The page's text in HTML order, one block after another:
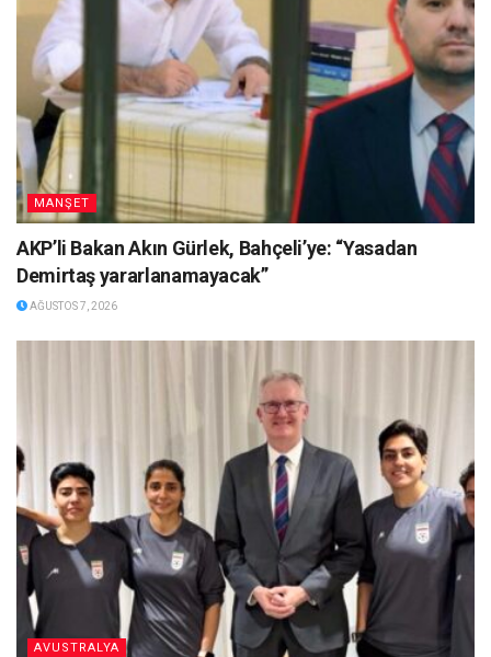
MANŞET
AKP’li Bakan Akın Gürlek, Bahçeli’ye: “Yasadan
Demirtaş yararlanamayacak”
AĞUSTOS 7, 2026
AVUSTRALYA